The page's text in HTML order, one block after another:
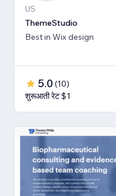
US
ThemeStudio
Best in Wix design
5.0 (10)
शुरूआती रेट $1